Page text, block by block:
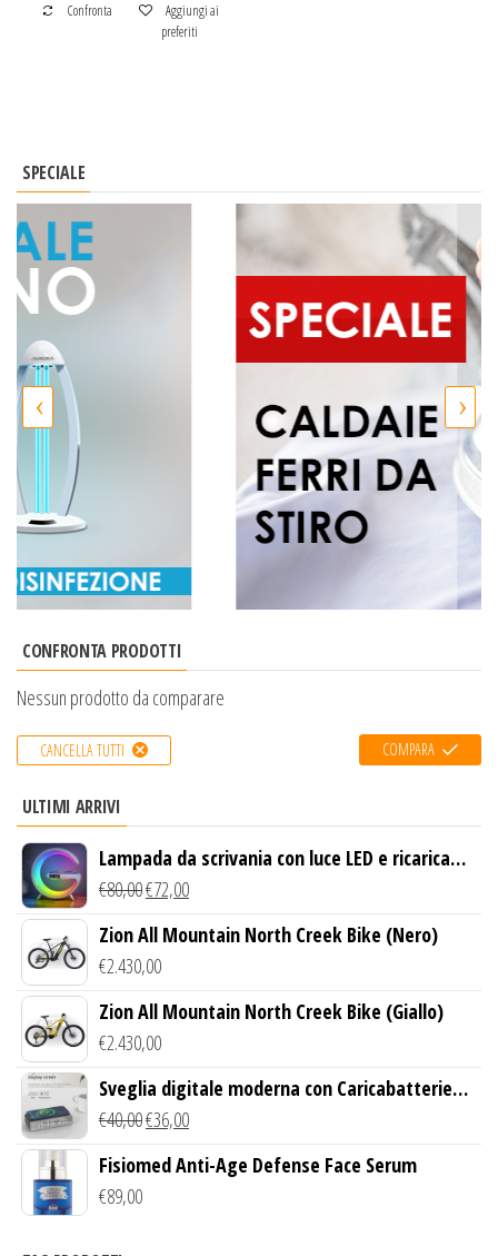
Confronta
Aggiungi ai
preferiti
SPECIALE
‹ ›
CONFRONTA PRODOTTI
Nessun prodotto da comparare
CANCELLA TUTTI COMPARA
ULTIMI ARRIVI
Lampada da scrivania con luce LED e ricarica
wireless
€80,00€72,00
Zion All Mountain North Creek Bike (Nero)
€2.430,00
Zion All Mountain North Creek Bike (Giallo)
€2.430,00
Sveglia digitale moderna con Caricabatterie
Wireless Qi
€40,00€36,00
Fisiomed Anti-Age Defense Face Serum
€89,00